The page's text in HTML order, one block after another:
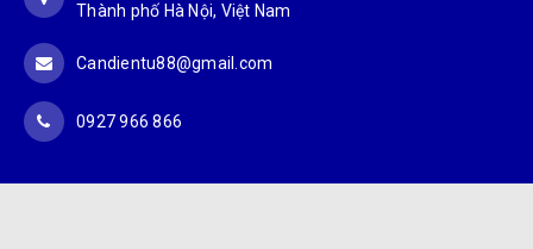
Thành phố Hà Nội, Việt Nam
Candientu88@gmail.com
0927 966 866